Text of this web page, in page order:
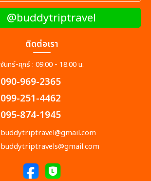
@buddytriptravel
ติดต่อเรา
จันทร์-ศุกร์ : 09.00 - 18.00 น.
090-969-2365
099-251-4462
095-874-1945
buddytriptravel@gmail.com
buddytriptravels@gmail.com